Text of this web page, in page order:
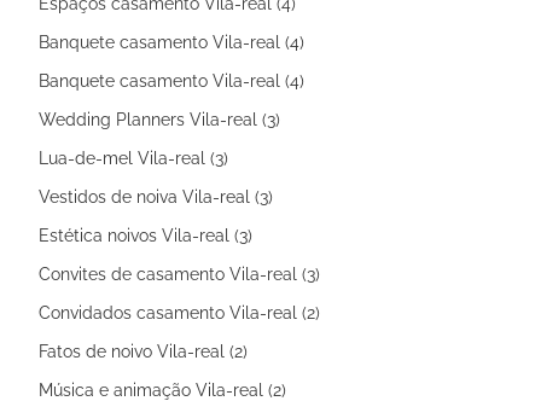
Banquete casamento Vila-real (4)
Banquete casamento Vila-real (4)
Wedding Planners Vila-real (3)
Lua-de-mel Vila-real (3)
Vestidos de noiva Vila-real (3)
Estética noivos Vila-real (3)
Convites de casamento Vila-real (3)
Convidados casamento Vila-real (2)
Fatos de noivo Vila-real (2)
Música e animação Vila-real (2)